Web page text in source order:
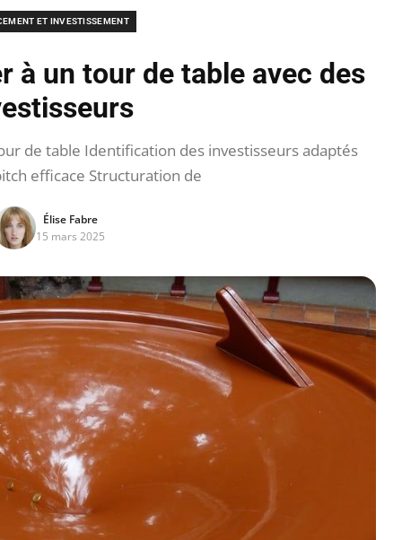
ET INVESTISSEMENT
à un tour de table avec des
de table Identification des investisseurs adaptés
efficace Structuration de
Élise Fabre
15 mars 2025